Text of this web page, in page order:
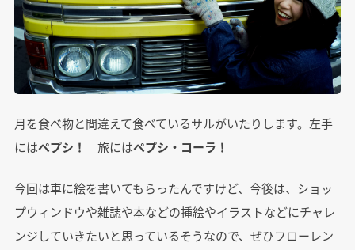
月を食べ物と間違えて食べているサルがいたりします。左手
にはペプシ！ 旅にはペプシ・コーラ！
今回は車に絵を書いてもらったんですけど、今後は、ショッ
プウィンドウや雑誌や本などの挿絵やイラストなどにチャレ
ンジしていきたいと思っているそうなので、ぜひフローレン